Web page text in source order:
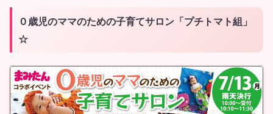
０歳児のママのための子育てサロン「プチトマト組」
☆